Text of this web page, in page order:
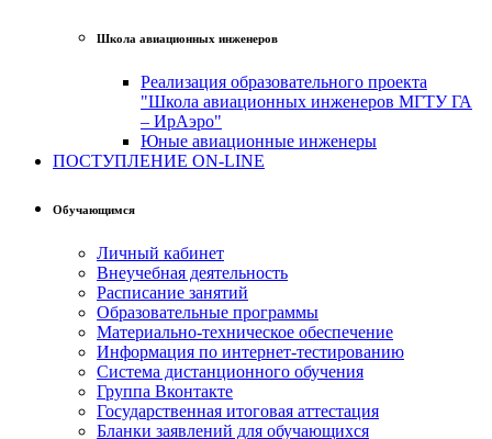
Школа авиационных инженеров
Реализация образовательного проекта
"Школа авиационных инженеров МГТУ ГА
– ИрАэро"
Юные авиационные инженеры
ПОСТУПЛЕНИЕ ON-LINE
Обучающимся
Личный кабинет
Внеучебная деятельность
Расписание занятий
Образовательные программы
Материально-техническое обеспечение
Информация по интернет-тестированию
Система дистанционного обучения
Группа Вконтакте
Государственная итоговая аттестация
Бланки заявлений для обучающихся